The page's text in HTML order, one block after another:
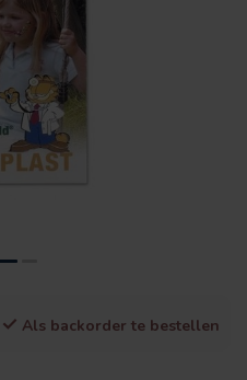
Als backorder te bestellen